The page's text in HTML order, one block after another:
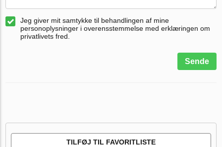
Jeg giver mit samtykke til behandlingen af mine
personoplysninger i overensstemmelse med erklæringen om
privatlivets fred.
Sende
TILFØJ TIL FAVORITLISTE